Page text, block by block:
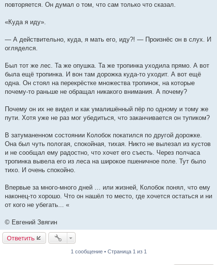
повторяется. Он думал о том, что сам только что сказал.
«Куда я иду».
— А действительно, куда, я мать его, иду?! — Произнёс он в слух. И
огляделся.
Был тот же лес. Та же опушка. Та же тропинка уходила прямо. А вот
была ещё тропинка. И вон там дорожка куда-то уходит. А вот ещё
одна. Он стоял на перекрёстке множества тропинок, на которые
почему-то раньше не обращал никакого внимания. А почему?
Почему он их не видел и как умалишённый пёр по одному и тому же
пути. Хотя уже не раз мог убедиться, что заканчивается он тупиком?
В затуманенном состоянии Колобок покатился по другой дорожке.
Она был чуть пологая, спокойная, тихая. Никто не вылезал из кустов
и не сообщал ему радостно, что хочет его съесть. Через полчаса
тропинка вывела его из леса на широкое пшеничное поле. Тут было
тихо. И очень спокойно.
Впервые за много-много дней … или жизней, Колобок понял, что ему
наконец-то хорошо. Что он нашёл то место, где хочется остаться и ни
от кого не убегать... «
© Евгений Звягин
Ответить
1 сообщение • Страница 1 из 1